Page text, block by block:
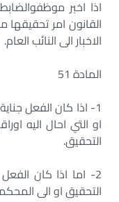
اذا اخبر
القانون امر
الاخبار الى النائب العام.
المادة 51
1- اذا كان الفعل
او التي احال اليه
التحقيق.
2- اما اذا كان
التحقيق او الى